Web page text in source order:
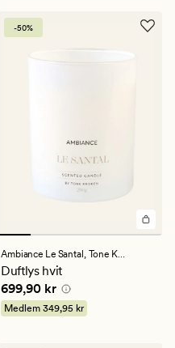
-50%
Ambiance Le Santal, Tone Kroken
Duftlys hvit
Pris 699,90 kr
699,90 kr
Medlem 349,95 kr